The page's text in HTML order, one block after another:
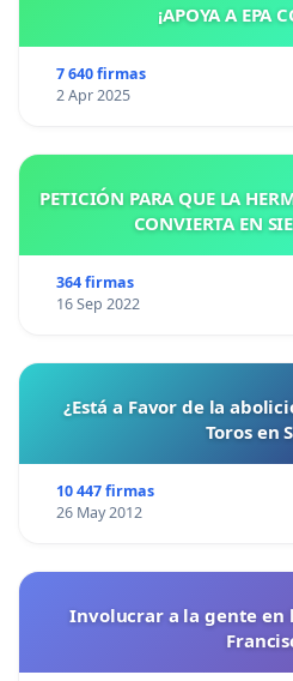
¡APOYA A EPA
7 640 firmas
2 Apr 2025
PETICIÓN PARA QUE LA
CONVIERTA EN
364 firmas
16 Sep 2022
¿Está a Favor de la
Toros en
10 447 firmas
26 May 2012
Involucrar a la gente en